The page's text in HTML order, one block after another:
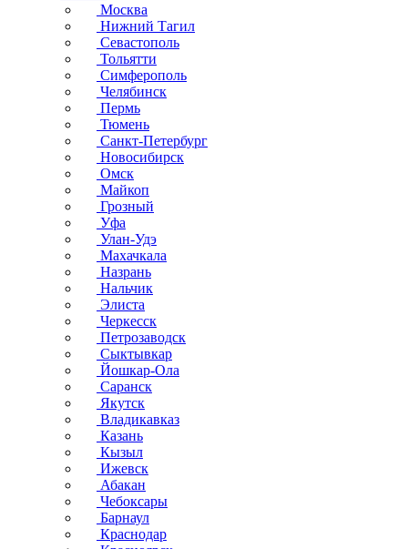
Москва
Нижний Тагил
Севастополь
Тольятти
Симферополь
Челябинск
Пермь
Тюмень
Санкт-Петербург
Новосибирск
Омск
Майкоп
Грозный
Уфа
Улан-Удэ
Махачкала
Назрань
Нальчик
Элиста
Черкесск
Петрозаводск
Сыктывкар
Йошкар-Ола
Саранск
Якутск
Владикавказ
Казань
Кызыл
Ижевск
Абакан
Чебоксары
Барнаул
Краснодар